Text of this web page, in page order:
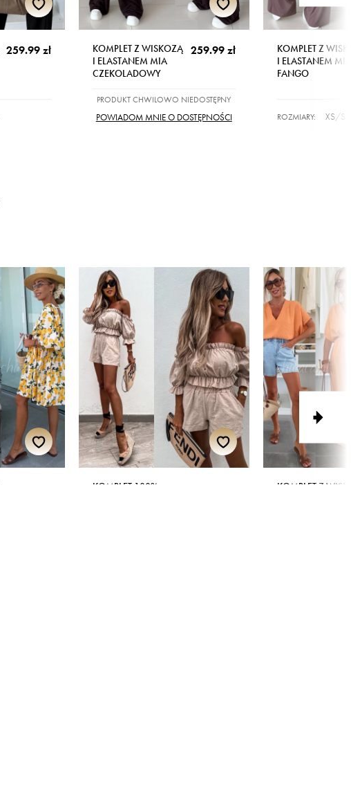
259.99 zł
KOMPLET Z WISKOZĄ
I ELASTANEM MIA
CZEKOLADOWY
259.99 zł
PRODUKT CHWILOWO NIEDOSTĘPNY
POWIADOM MNIE O DOSTĘPNOŚCI
KOMPLET Z
I ELASTANEM MIA
FANGO
ROZMIARY: XS/S
KOMPLET 100%
KOMPLET Z